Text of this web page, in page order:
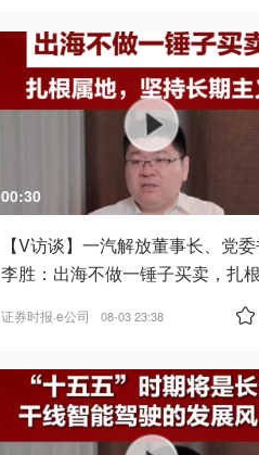
00:30
【V访谈】一汽解放董事长、党
李胜：出海不做一锤子买卖，扎
证券时报·e公司 08-03 23:38